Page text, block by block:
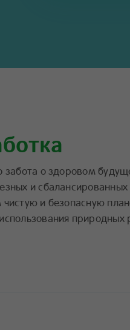
забота о здоровом
и
чистую и безопасную
природных